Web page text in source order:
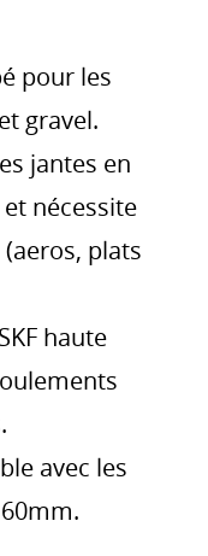
pour les
gravel.
jantes en
nécessite
plats
haute
avec les